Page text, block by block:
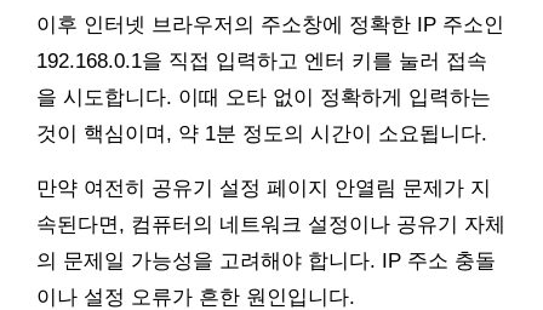
이후 인터넷 브라우저의 주소창에 정확한 IP 주소인
192.168.0.1을 직접 입력하고 엔터 키를 눌러 접속
을 시도합니다. 이때 오타 없이 정확하게 입력하는
것이 핵심이며, 약 1분 정도의 시간이 소요됩니다.
만약 여전히 공유기 설정 페이지 안열림 문제가 지
속된다면, 컴퓨터의 네트워크 설정이나 공유기 자체
의 문제일 가능성을 고려해야 합니다. IP 주소 충돌
이나 설정 오류가 흔한 원인입니다.